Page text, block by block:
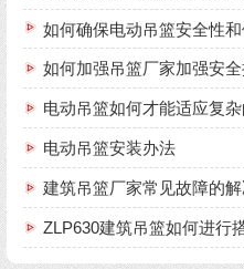
如何确保电动吊篮安全性
如何加强吊篮厂家加强安全
电动吊篮如何才能适应复杂
电动吊篮安装办法
建筑吊篮厂家常见故障的
ZLP630建筑吊篮如何进行